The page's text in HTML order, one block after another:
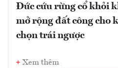
Đức cứu rừng cổ khỏi
mở rộng đất công cho
chọn trái ngược
Xem thêm